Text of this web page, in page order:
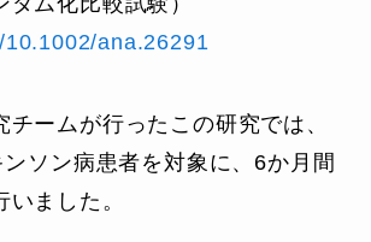
ana.26291
チームが行ったこの研究では、
ソン病患者を対象に、6か月間
ました。